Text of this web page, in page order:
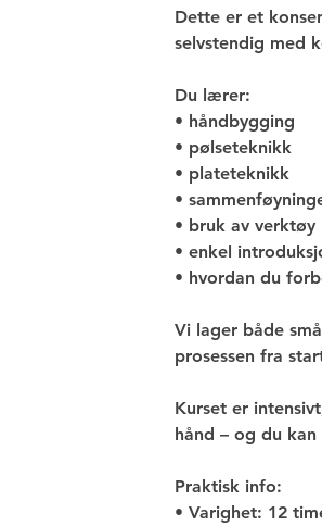
.
Dette er et
selvstendig med
Du lærer:
• håndbygging
• pølseteknikk
• plateteknikk
•
• bruk av verktøy
• enkel
• hvordan du
Vi lager både
prosessen fra
Kurset er
hånd – og du
Praktisk info:
• Varighet: 12